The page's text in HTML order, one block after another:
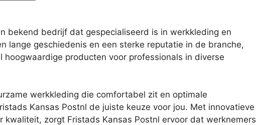
bekend bedrijf dat gespecialiseerd is in werkkleding en
lange geschiedenis en een sterke reputatie in de branche,
hoogwaardige producten voor professionals in diverse
werkkleding die comfortabel zit en optimale
Kansas Postnl de juiste keuze voor jou. Met innovatieve
kwaliteit, zorgt Fristads Kansas Postnl ervoor dat werknemers